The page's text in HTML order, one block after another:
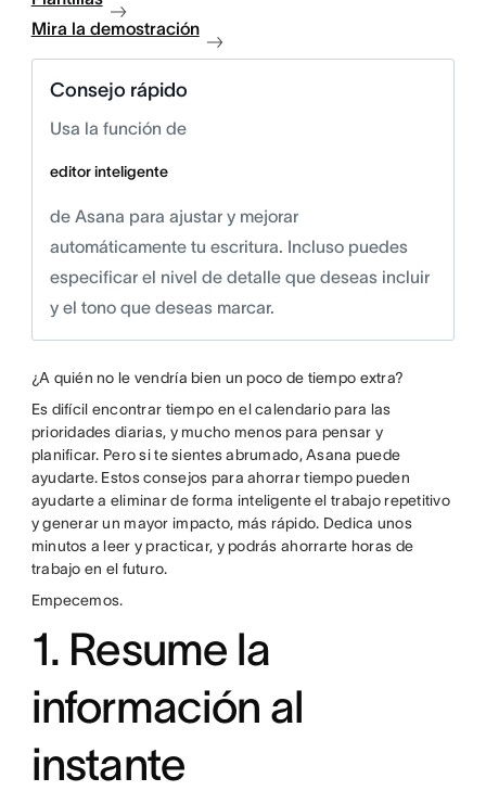
Mira la demostración
Consejo rápido
Usa la función de
editor inteligente
de Asana para ajustar y mejorar
automáticamente tu escritura. Incluso puedes
especificar el nivel de detalle que deseas incluir
y el tono que deseas marcar.
¿A quién no le vendría bien un poco de tiempo extra?
Es difícil encontrar tiempo en el calendario para las
prioridades diarias, y mucho menos para pensar y
planificar. Pero si te sientes abrumado, Asana puede
ayudarte. Estos consejos para ahorrar tiempo pueden
ayudarte a eliminar de forma inteligente el trabajo repetitivo
y generar un mayor impacto, más rápido. Dedica unos
minutos a leer y practicar, y podrás ahorrarte horas de
trabajo en el futuro.
Empecemos.
1. Resume la
información al
instante